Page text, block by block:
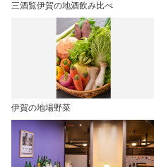
三酒覧伊賀の地酒飲み比べ
伊賀の地場野菜